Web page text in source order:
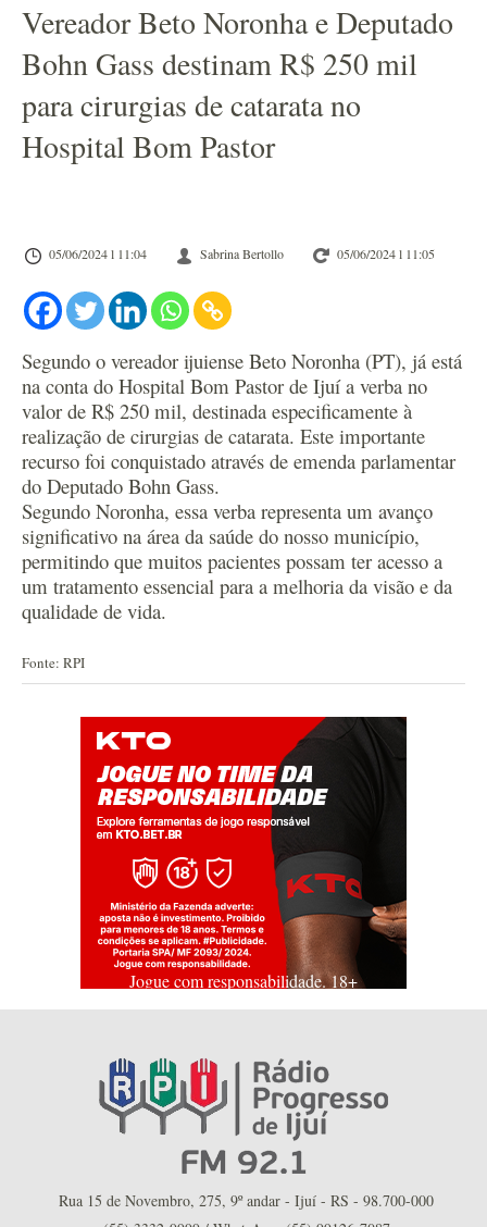
Vereador Beto Noronha e Deputado
Bohn Gass destinam R$ 250 mil
para cirurgias de catarata no
Hospital Bom Pastor
05/06/2024 l 11:04 Sabrina Bertollo 05/06/2024 l 11:05
Segundo o vereador ijuiense Beto Noronha (PT), já está
na conta do Hospital Bom Pastor de Ijuí a verba no
valor de R$ 250 mil, destinada especificamente à
realização de cirurgias de catarata. Este importante
recurso foi conquistado através de emenda parlamentar
do Deputado Bohn Gass.
Segundo Noronha, essa verba representa um avanço
significativo na área da saúde do nosso município,
permitindo que muitos pacientes possam ter acesso a
um tratamento essencial para a melhoria da visão e da
qualidade de vida.
Fonte: RPI
Jogue com responsabilidade. 18+
Rua 15 de Novembro, 275, 9º andar - Ijuí - RS - 98.700-000